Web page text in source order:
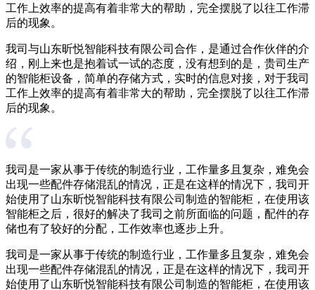
工作上效率的提高有着非常大的帮助，完全摆脱了以往工作滞
后的现象。
我司与山东昕悦智能科技有限公司合作，是通过合作伙伴的介
绍，刚上来也是抱着试一试的态度，没有想到的是，贵司生产
的智能柜设备，简单的存储方式，实时的信息对接，对于我司
工作上效率的提高有着非常大的帮助，完全摆脱了以往工作滞
后的现象。
我司是一家从事于传统的制造行业，工作量多且复杂，难免会
出现一些配件存储混乱的情况，正是在这样的情况下，我司开
始使用了山东昕悦智能科技有限公司制造的智能柜，在使用该
智能柜之后，很好的解决了我司之前所面临的问题，配件的存
储也有了较好的分配，工作效率也逐步上升。
我司是一家从事于传统的制造行业，工作量多且复杂，难免会
出现一些配件存储混乱的情况，正是在这样的情况下，我司开
始使用了山东昕悦智能科技有限公司制造的智能柜，在使用该